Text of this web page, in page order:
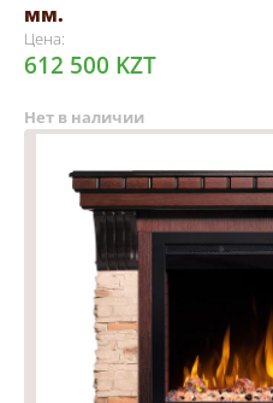
мм.
Цена:
612 500 KZT
Нет в наличии